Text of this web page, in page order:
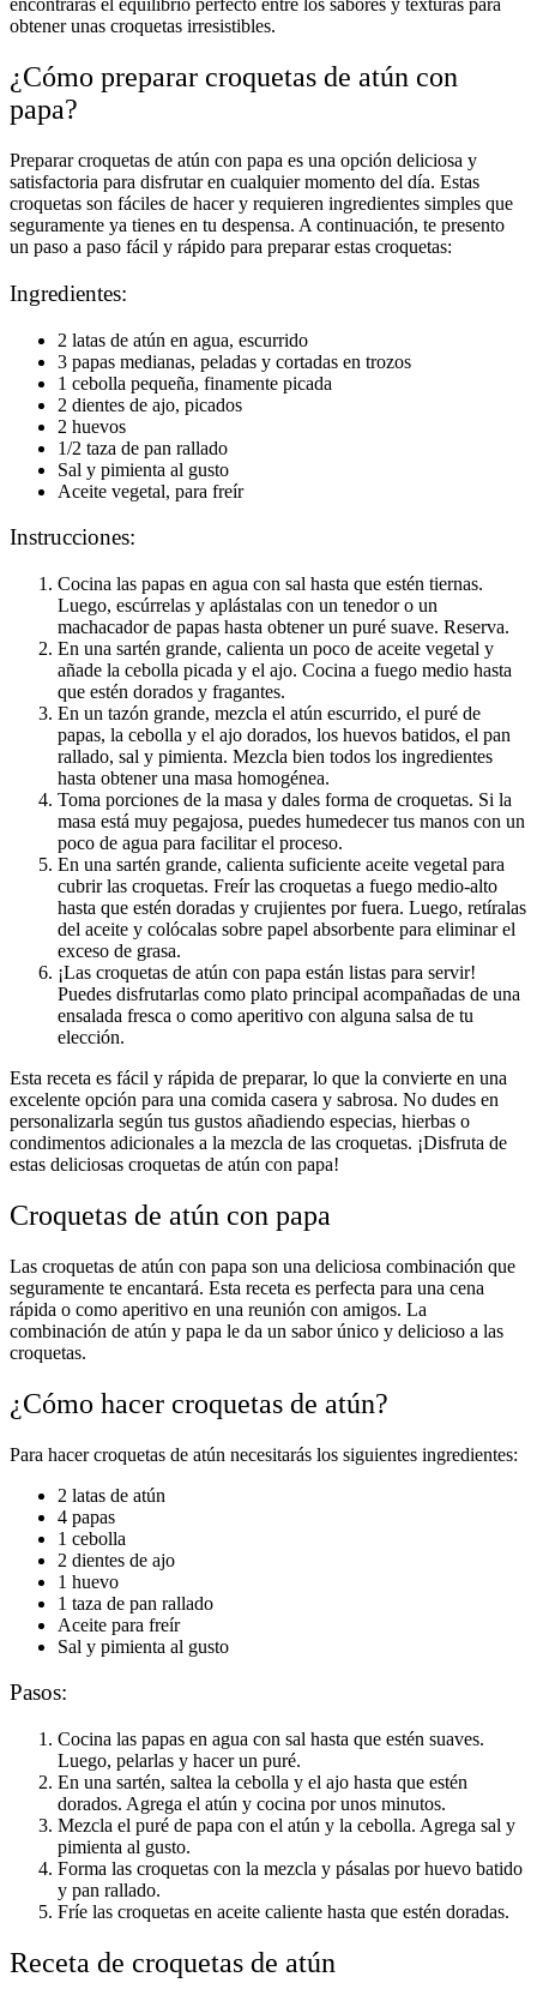
encontrarás el equilibrio perfecto entre los sabores y texturas para
obtener unas croquetas irresistibles.
¿Cómo preparar croquetas de atún con
papa?
Preparar croquetas de atún con papa es una opción deliciosa y
satisfactoria para disfrutar en cualquier momento del día. Estas
croquetas son fáciles de hacer y requieren ingredientes simples que
seguramente ya tienes en tu despensa. A continuación, te presento
un paso a paso fácil y rápido para preparar estas croquetas:
Ingredientes:
2 latas de atún en agua, escurrido
3 papas medianas, peladas y cortadas en trozos
1 cebolla pequeña, finamente picada
2 dientes de ajo, picados
2 huevos
1/2 taza de pan rallado
Sal y pimienta al gusto
Aceite vegetal, para freír
Instrucciones:
Cocina las papas en agua con sal hasta que estén tiernas.
Luego, escúrrelas y aplástalas con un tenedor o un
machacador de papas hasta obtener un puré suave. Reserva.
En una sartén grande, calienta un poco de aceite vegetal y
añade la cebolla picada y el ajo. Cocina a fuego medio hasta
que estén dorados y fragantes.
En un tazón grande, mezcla el atún escurrido, el puré de
papas, la cebolla y el ajo dorados, los huevos batidos, el pan
rallado, sal y pimienta. Mezcla bien todos los ingredientes
hasta obtener una masa homogénea.
Toma porciones de la masa y dales forma de croquetas. Si la
masa está muy pegajosa, puedes humedecer tus manos con un
poco de agua para facilitar el proceso.
En una sartén grande, calienta suficiente aceite vegetal para
cubrir las croquetas. Freír las croquetas a fuego medio-alto
hasta que estén doradas y crujientes por fuera. Luego, retíralas
del aceite y colócalas sobre papel absorbente para eliminar el
exceso de grasa.
¡Las croquetas de atún con papa están listas para servir!
Puedes disfrutarlas como plato principal acompañadas de una
ensalada fresca o como aperitivo con alguna salsa de tu
elección.
Esta receta es fácil y rápida de preparar, lo que la convierte en una
excelente opción para una comida casera y sabrosa. No dudes en
personalizarla según tus gustos añadiendo especias, hierbas o
condimentos adicionales a la mezcla de las croquetas. ¡Disfruta de
estas deliciosas croquetas de atún con papa!
Croquetas de atún con papa
Las croquetas de atún con papa son una deliciosa combinación que
seguramente te encantará. Esta receta es perfecta para una cena
rápida o como aperitivo en una reunión con amigos. La
combinación de atún y papa le da un sabor único y delicioso a las
croquetas.
¿Cómo hacer croquetas de atún?
Para hacer croquetas de atún necesitarás los siguientes ingredientes:
2 latas de atún
4 papas
1 cebolla
2 dientes de ajo
1 huevo
1 taza de pan rallado
Aceite para freír
Sal y pimienta al gusto
Pasos:
Cocina las papas en agua con sal hasta que estén suaves.
Luego, pelarlas y hacer un puré.
En una sartén, saltea la cebolla y el ajo hasta que estén
dorados. Agrega el atún y cocina por unos minutos.
Mezcla el puré de papa con el atún y la cebolla. Agrega sal y
pimienta al gusto.
Forma las croquetas con la mezcla y pásalas por huevo batido
y pan rallado.
Fríe las croquetas en aceite caliente hasta que estén doradas.
Receta de croquetas de atún